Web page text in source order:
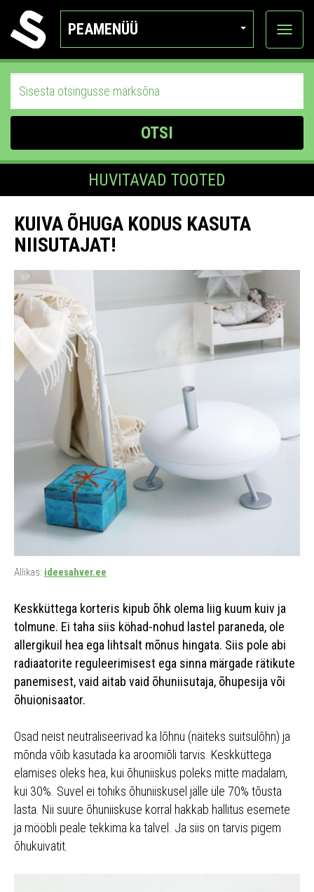
PEAMENÜÜ
Ava
OTSI
HUVITAVAD TOOTED
KUIVA ÕHUGA KODUS KASUTA
NIISUTAJAT!
Allikas: ideesahver.ee
Keskküttega korteris kipub õhk olema liig kuum kuiv ja
tolmune. Ei taha siis köhad-nohud lastel paraneda, ole
allergikuil hea ega lihtsalt mõnus hingata. Siis pole abi
radiaatorite reguleerimisest ega sinna märgade rätikute
panemisest, vaid aitab vaid õhuniisutaja, õhupesija või
õhuionisaator.
Osad neist neutraliseerivad ka lõhnu (näiteks suitsulõhn) ja
mõnda võib kasutada ka aroomiõli tarvis. Keskküttega
elamises oleks hea, kui õhuniiskus poleks mitte madalam,
kui 30%. Suvel ei tohiks õhuniiskusel jälle üle 70% tõusta
lasta. Nii suure õhuniiskuse korral hakkab hallitus esemete
ja mööbli peale tekkima ka talvel. Ja siis on tarvis pigem
õhukuivatit.